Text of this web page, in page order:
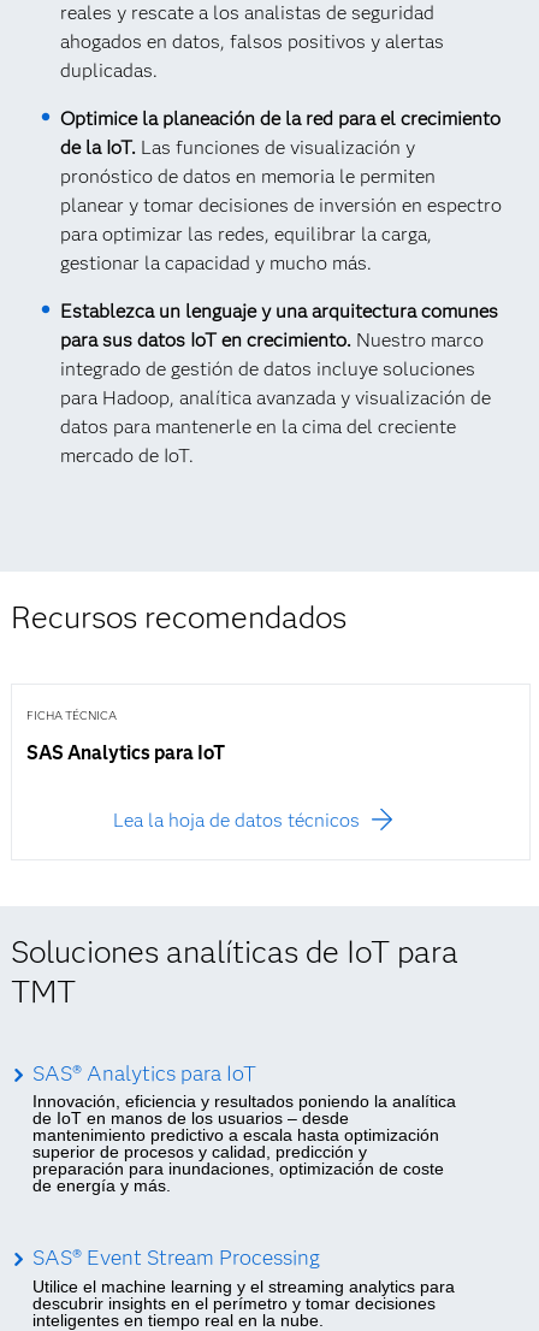
reales y rescate a los analistas de seguridad
ahogados en datos, falsos positivos y alertas
duplicadas.
Optimice la planeación de la red para el crecimiento
de la IoT. Las funciones de visualización y
pronóstico de datos en memoria le permiten
planear y tomar decisiones de inversión en espectro
para optimizar las redes, equilibrar la carga,
gestionar la capacidad y mucho más.
Establezca un lenguaje y una arquitectura comunes
para sus datos IoT en crecimiento. Nuestro marco
integrado de gestión de datos incluye soluciones
para Hadoop, analítica avanzada y visualización de
datos para mantenerle en la cima del creciente
mercado de IoT.
Recursos recomendados
FICHA TÉCNICA
SAS Analytics para IoT
Lea la hoja de datos técnicos
Soluciones analíticas de IoT para
TMT
SAS® Analytics para IoT
Innovación, eficiencia y resultados poniendo la analítica
de IoT en manos de los usuarios – desde
mantenimiento predictivo a escala hasta optimización
superior de procesos y calidad, predicción y
preparación para inundaciones, optimización de coste
de energía y más.
SAS® Event Stream Processing
Utilice el machine learning y el streaming analytics para
descubrir insights en el perímetro y tomar decisiones
inteligentes en tiempo real en la nube.